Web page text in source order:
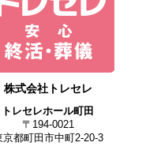
株式会社トレセレ
トレセレホール町田
〒194-0021
京都町田市中町2-20-3